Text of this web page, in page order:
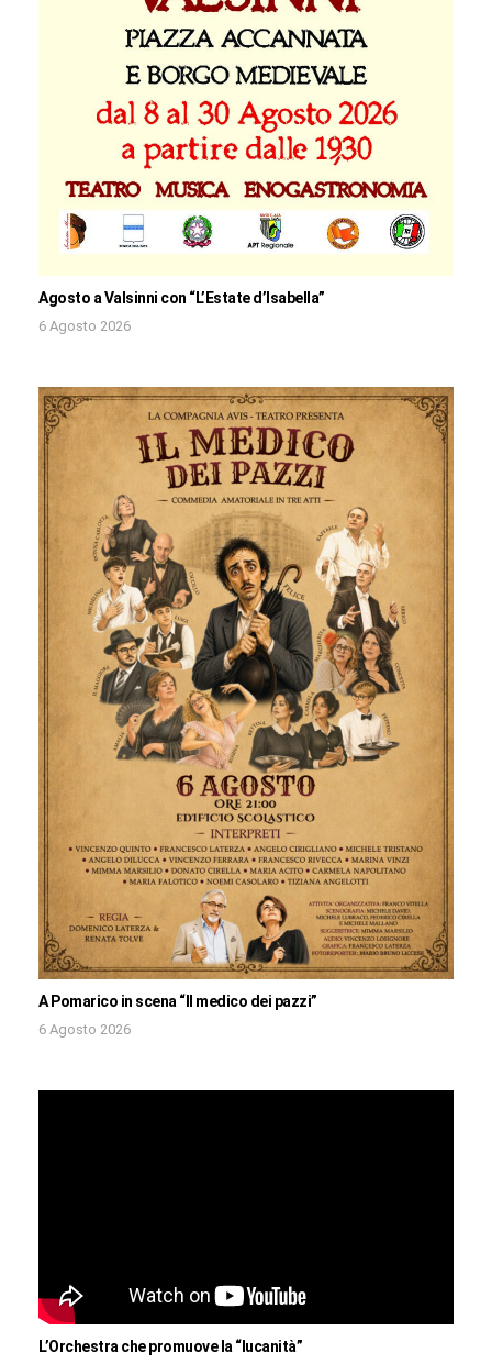
Agosto a Valsinni con “L’Estate d’Isabella”
6 Agosto 2026
A Pomarico in scena “Il medico dei pazzi”
6 Agosto 2026
L’Orchestra che promuove la “lucanità”